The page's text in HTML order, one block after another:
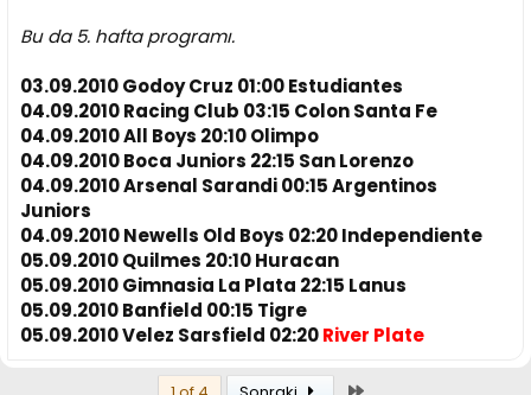
Bu da 5. hafta programı.
03.09.2010 Godoy Cruz 01:00 Estudiantes
04.09.2010 Racing Club 03:15 Colon Santa Fe
04.09.2010 All Boys 20:10 Olimpo
04.09.2010 Boca Juniors 22:15 San Lorenzo
04.09.2010 Arsenal Sarandi 00:15 Argentinos
Juniors
04.09.2010 Newells Old Boys 02:20 Independiente
05.09.2010 Quilmes 20:10 Huracan
05.09.2010 Gimnasia La Plata 22:15 Lanus
05.09.2010 Banfield 00:15 Tigre
05.09.2010 Velez Sarsfield 02:20River Plate